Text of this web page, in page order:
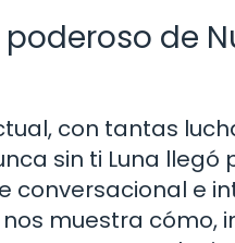
poderoso de
con tantas
sin ti Luna
conversacional e
muestra cómo,